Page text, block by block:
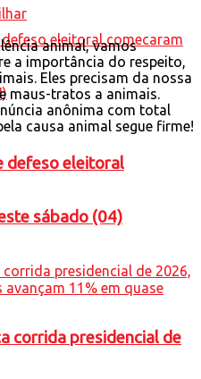
defeso eleitoral
sábado (04)
animal, vamos
a importância do respeito,
Eles precisam da nossa
maus-tratos a animais.
anônima com total
causa animal segue firme!
corrida presidencial de